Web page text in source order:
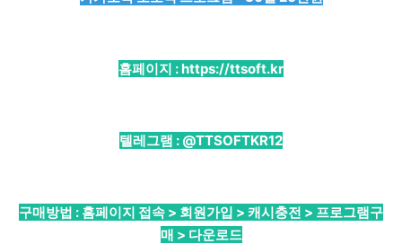
홈페이지 :https://ttsoft.kr
텔레그램 : @TTSOFTKR12
구매방법 : 홈페이지 접속 > 회원가입 > 캐시충전 > 프로그램구
매 > 다운로드